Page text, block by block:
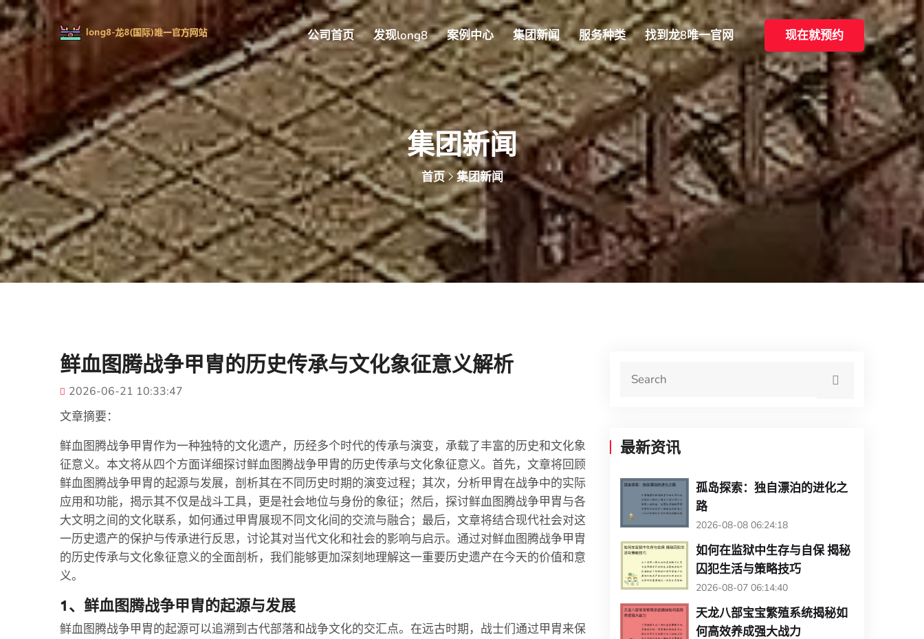
公司首页 发现long8 案例中心 集团新闻 服务种类 找到龙8唯一官网 现在就预约
集团新闻
首页 集团新闻
鲜血图腾战争甲胄的历史传承与文化象征意义解析
2026-06-21 10:33:47
文章摘要：
鲜血图腾战争甲胄作为一种独特的文化遗产，历经多个时代的传承与演变，承载了丰富的历史和文化象
征意义。本文将从四个方面详细探讨鲜血图腾战争甲胄的历史传承与文化象征意义。首先，文章将回顾
鲜血图腾战争甲胄的起源与发展，剖析其在不同历史时期的演变过程；其次，分析甲胄在战争中的实际
应用和功能，揭示其不仅是战斗工具，更是社会地位与身份的象征；然后，探讨鲜血图腾战争甲胄与各
大文明之间的文化联系，如何通过甲胄展现不同文化间的交流与融合；最后，文章将结合现代社会对这
一历史遗产的保护与传承进行反思，讨论其对当代文化和社会的影响与启示。通过对鲜血图腾战争甲胄
的历史传承与文化象征意义的全面剖析，我们能够更加深刻地理解这一重要历史遗产在今天的价值和意
义。
1、鲜血图腾战争甲胄的起源与发展
鲜血图腾战争甲胄的起源可以追溯到古代部落和战争文化的交汇点。在远古时期，战士们通过甲胄来保
最新资讯
孤岛探索：独自漂泊的进化之
路
2026-08-08 06:24:18
如何在监狱中生存与自保 揭秘
囚犯生活与策略技巧
2026-08-07 06:14:40
天龙八部宝宝繁殖系统揭秘如
何高效养成强大战力